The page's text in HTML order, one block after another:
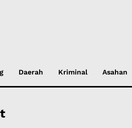
Daerah Kriminal Asahan